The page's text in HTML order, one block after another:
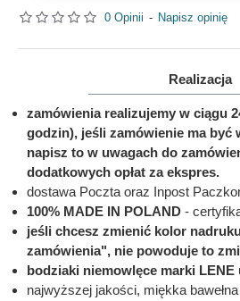
0 Opinii - Napisz opinię
Realizacja
zamówienia realizujemy w ciągu
godzin), jeśli zamówienie ma być
napisz to w uwagach do
dodatkowych opłat za ekspres.
dostawa Poczta oraz Inpost
100% MADE IN POLAND -
jeśli chcesz zmienić kolor
zamówienia", nie powoduje to
bodziaki niemowlęce marki LENE
najwyższej jakości, miękka